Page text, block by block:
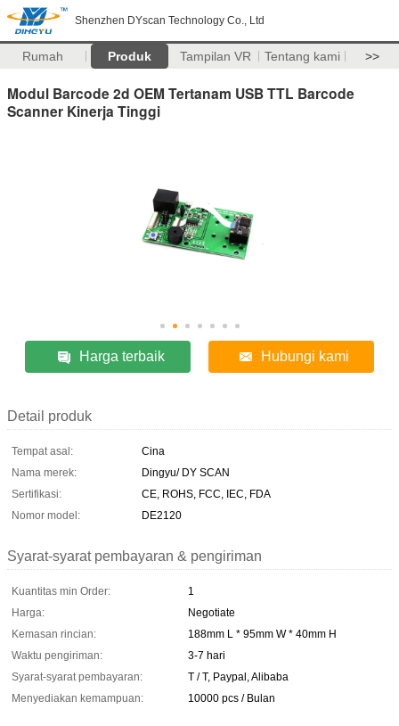
Shenzhen DYscan Technology Co., Ltd
Rumah Produk Tampilan VR Tentang kami >>
Modul Barcode 2d OEM Tertanam USB TTL Barcode
Scanner Kinerja Tinggi
Harga terbaik Hubungi kami
Detail produk
Tempat asal:
Cina
Nama merek:
Dingyu/ DY SCAN
Sertifikasi:
CE, ROHS, FCC, IEC, FDA
Nomor model:
DE2120
Syarat-syarat pembayaran & pengiriman
Kuantitas min Order:
1
Harga:
Negotiate
Kemasan rincian:
188mm L * 95mm W * 40mm H
Waktu pengiriman:
3-7 hari
Syarat-syarat pembayaran:
T / T, Paypal, Alibaba
Menyediakan kemampuan:
10000 pcs / Bulan